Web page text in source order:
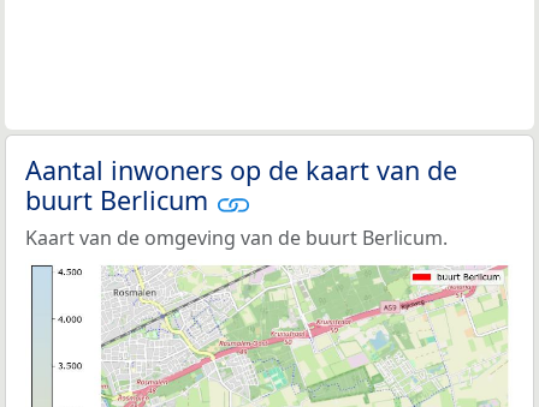
Aantal inwoners op de kaart van de
buurt Berlicum
Kaart van de omgeving van de buurt Berlicum.